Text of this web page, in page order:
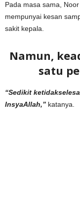
Pada masa sama,
mempunyai kesan
sakit kepala.
Namun,
satu
“Sedikit
InsyaAllah,” katanya.